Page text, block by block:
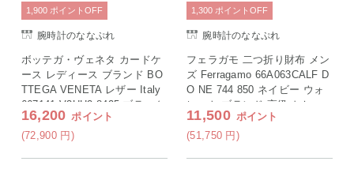
腕時計のななぷれ
ボッテガ・ヴェネタ カードケ
ース レディース ブランド BO
TTEGA VENETA レザー Italy
667141-V3UH2 8425 ブラック
16,200 ポイント
(72,900 円 )
1,900 ポイント OFF
腕時計のななぷれ
フェラガモ 二つ折り財布 メン
ズ Ferragamo 66A063CALF D
O NE 744 850 ネイビー ウォ
レット ブランド 高級 おしゃ
れ プレゼント 実用的
11,500 ポイント
(51,750 円 )
1,300 ポイント OFF